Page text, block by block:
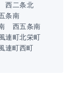
西二条北
条南
西五条南
風連町北栄町
風連町西町